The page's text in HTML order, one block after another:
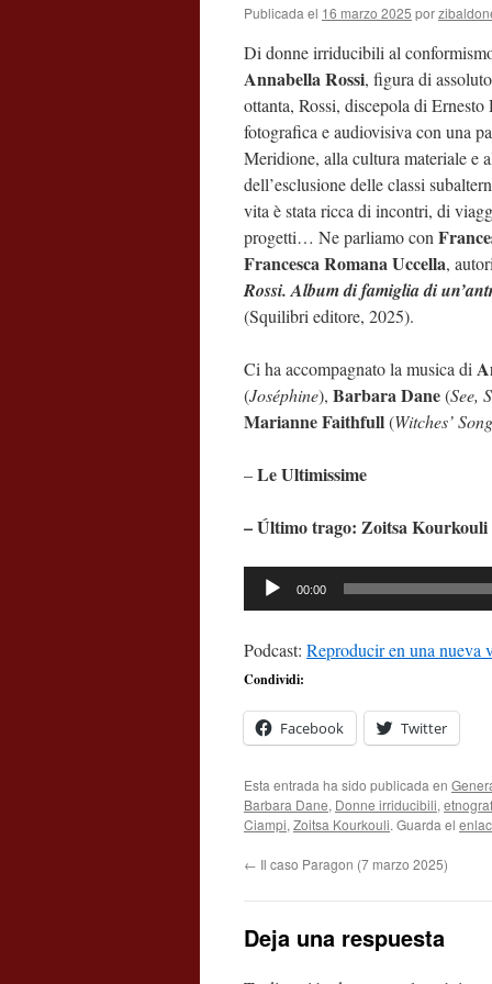
Publicada el 16 marzo 2025 por
Di donne irriducibili al
Annabella Rossi, figura di
ottanta, Rossi, discepola di
fotografica e audiovisiva con una
Meridione, alla cultura materiale e
dell’esclusione delle classi
vita è stata ricca di incontri, di
progetti… Ne parliamo con
Francesca Romana Uccella,
Rossi. Album di famiglia di
(Squilibri editore, 2025).
Ci ha accompagnato la musica di
(Joséphine), Barbara Dane(See,
Marianne Faithfull(Witches’ Song
–Le Ultimissime
– Último trago: Zoitsa Kourkouli
Reproductor
00:00
Podcast: Reproducir en una nueva
Condividi:
Facebook Twitter
Esta entrada ha sido publicada en
Barbara Dane, Donne irriducibili,
Ciampi, Zoitsa Kourkouli. Guarda el
← Il caso Paragon (7 marzo 2025)
Deja una respuesta